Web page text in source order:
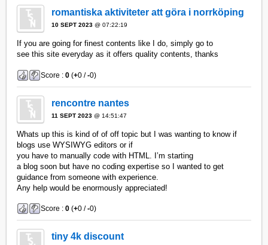
romantiska aktiviteter att göra i norrköping
10 SEPT 2023 @ 07:22:19
If you are going for finest contents like I do, simply go to
see this site everyday as it offers quality contents, thanks
Score :0 (+0 /-0)
rencontre nantes
11 SEPT 2023 @ 14:51:47
Whats up this is kind of of off topic but I was wanting to know if
blogs use WYSIWYG editors or if
you have to manually code with HTML. I’m starting
a blog soon but have no coding expertise so I wanted to get
guidance from someone with experience.
Any help would be enormously appreciated!
Score :0 (+0 /-0)
tiny 4k discount